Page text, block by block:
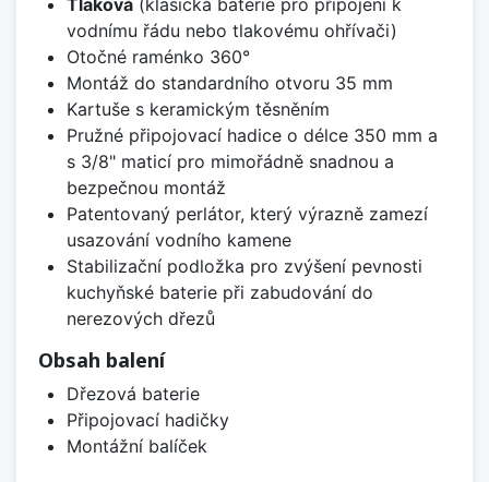
Tlaková(klasická baterie pro připojení k
vodnímu řádu nebo tlakovému ohřívači)
Otočné raménko 360°
Montáž do standardního otvoru 35 mm
Kartuše s keramickým těsněním
Pružné připojovací hadice o délce 350 mm a
s 3/8" maticí pro mimořádně snadnou a
bezpečnou montáž
Patentovaný perlátor, který výrazně zamezí
usazování vodního kamene
Stabilizační podložka pro zvýšení pevnosti
kuchyňské baterie při zabudování do
nerezových dřezů
Obsah balení
Dřezová baterie
Připojovací hadičky
Montážní balíček